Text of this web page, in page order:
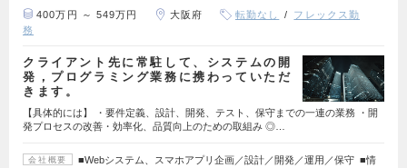
400万円 ～ 549万円 大阪府 転勤なし
フレックス勤
務
クライアント先に常駐して、システムの開
発，プログラミング業務に携わっていただ
きます。
【具体的には】 ・要件定義、設計、開発、テスト、保守までの一連の業務 ・開
発プロセスの改善・効率化、品質向上のための取組み ◎…
会社概要 ■Webシステム、スマホアプリ企画／設計／開発／運用／保守 ■情